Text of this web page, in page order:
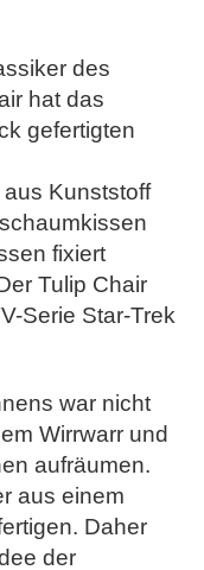
des
hat das
gefertigten
Kunststoff
fixiert
Tulip Chair
Serie Star-Trek
war nicht
Wirrwarr und
aufräumen.
aus einem
Daher
der